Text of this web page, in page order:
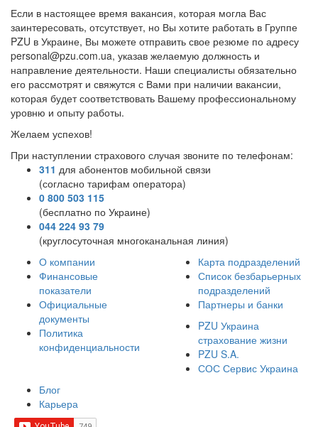
Если в настоящее время вакансия, которая могла Вас
заинтересовать, отсутствует, но Вы хотите работать в Группе
PZU в Украине, Вы можете отправить свое резюме по адресу
personal@pzu.com.ua, указав желаемую должность и
направление деятельности. Наши специалисты обязательно
его рассмотрят и свяжутся с Вами при наличии вакансии,
которая будет соответствовать Вашему профессиональному
уровню и опыту работы.
Желаем успехов!
При наступлении страхового случая звоните по телефонам:
311 для абонентов мобильной связи
(согласно тарифам оператора)
0 800 503 115
(бесплатно по Украине)
044 224 93 79
(круглосуточная многоканальная линия)
О компании
Финансовые
показатели
Официальные
документы
Политика
конфиденциальности
Карта подразделений
Список безбарьерных
подразделений
Партнеры и банки
PZU Украина
страхование жизни
PZU S.A.
СОС Сервис Украина
Блог
Карьера